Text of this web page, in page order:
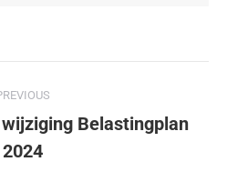
Belastingplan
2024